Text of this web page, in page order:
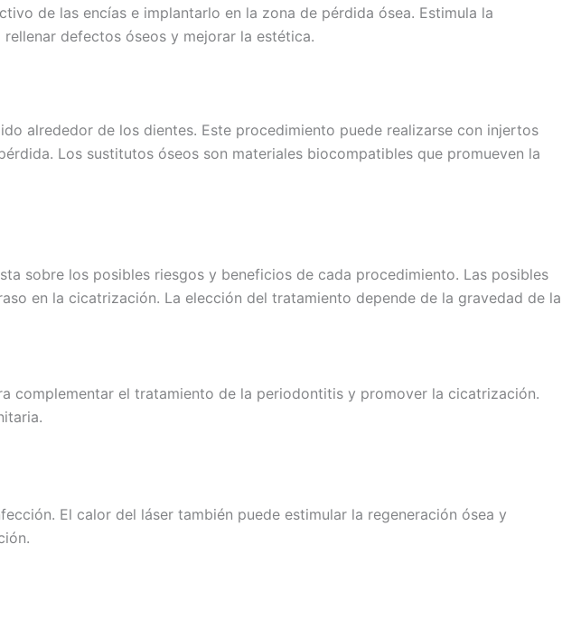
de las encías e implantarlo en la zona de pérdida ósea. Estimula la
defectos óseos y mejorar la estética.
alrededor de los dientes. Este procedimiento puede realizarse con injertos
Los sustitutos óseos son materiales biocompatibles que promueven la
sobre los posibles riesgos y beneficios de cada procedimiento. Las posibles
en la cicatrización. La elección del tratamiento depende de la gravedad de la
complementar el tratamiento de la periodontitis y promover la cicatrización.
El calor del láser también puede estimular la regeneración ósea y